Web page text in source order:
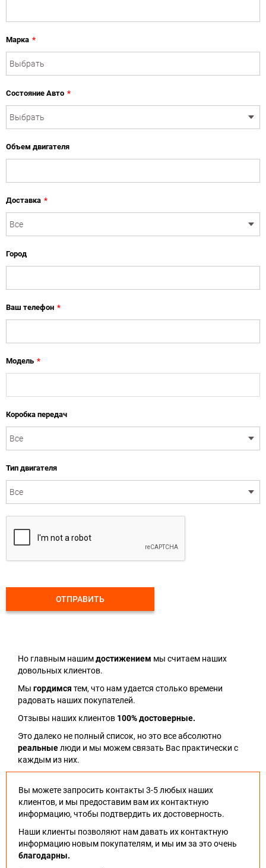
Марка *
Состояние Авто *
Объем двигателя
Доставка *
Город
Ваш телефон *
Модель *
Коробка передач
Тип двигателя
ОТПРАВИТЬ
Но главным нашимдостижением мы считаем наших
довольных клиентов.
Мы гордимся тем, что нам удается столько времени
радовать наших покупателей.
Отзывы наших клиентов 100% достоверные.
Это далеко не полный список, но это все абсолютно
реальныелюди и мы можем связать Вас практически с
каждым из них.
Вы можете запросить контакты 3-5 любых наших
клиентов, и мы предоставим вам их контактную
информацию, чтобы подтвердить их достоверность.
Наши клиенты позволяют нам давать их контактную
информацию новым покупателям, и мы им за это очень
благодарны.